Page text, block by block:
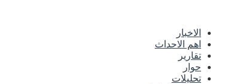
الاخبار
اهم الاحداث
تقارير
حوار
تحليلات